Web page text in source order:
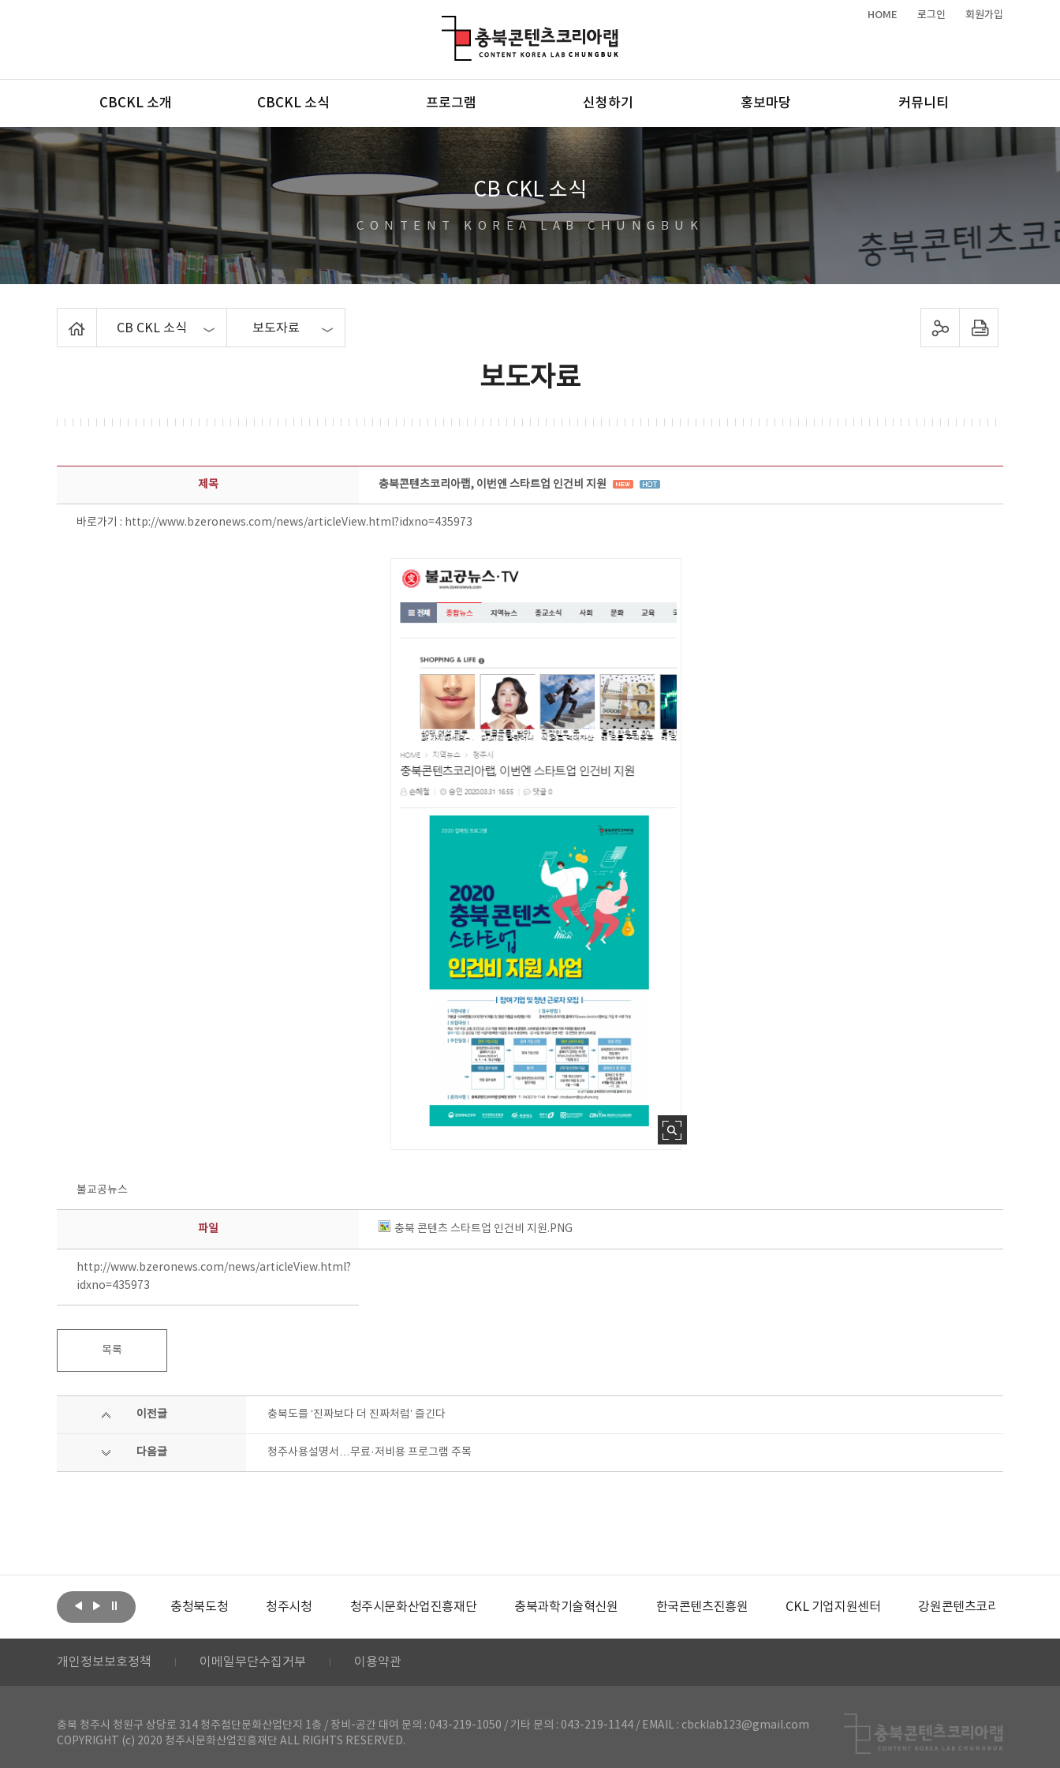
HOME 로그인 회원가입
메뉴
CBCKL 소개 CBCKL 소식 프로그램 신청하기 홍보마당 커뮤니티
CB CKL 소식
CONTENT KOREA LAB CHUNGBUK
CB CKL 소식 보도자료 sns 공유하기 프린트하기
보도자료
보도자료 상세보기 - 제목, 담당부서, 담당자, 담당연락처, 내용, 첨부파일 정보 제공
제목 충북콘텐츠코리아랩, 이번엔 스타트업 인건비 지원
바로가기 : http://www.bzeronews.com/news/articleView.html?idxno=435973
불교공뉴스
파일 충북 콘텐츠 스타트업 인건비 지원.PNG
http://www.bzeronews.com/news/articleView.html?
idxno=435973
목록
이전글 충북도를 ‘진짜보다 더 진짜처럼’ 즐긴다
다음글 청주사용설명서…무료·저비용 프로그램 주목
문화체육관광부 충청북도청 청주시청 청주시문화산업진흥재단 충북과학기술혁신원 한국콘텐츠진흥원 CKL 기업지원센터 강원콘텐츠코리아랩
개인정보보호정책 이메일무단수집거부 이용약관
충북 청주시 청원구 상당로 314 청주첨단문화산업단지 1층 / 장비-공간 대여 문의 : 043-219-1050 / 기타 문의 : 043-219-1144 / EMAIL : cbcklab123@gmail.com
COPYRIGHT (c) 2020 청주시문화산업진흥재단 ALL RIGHTS RESERVED.